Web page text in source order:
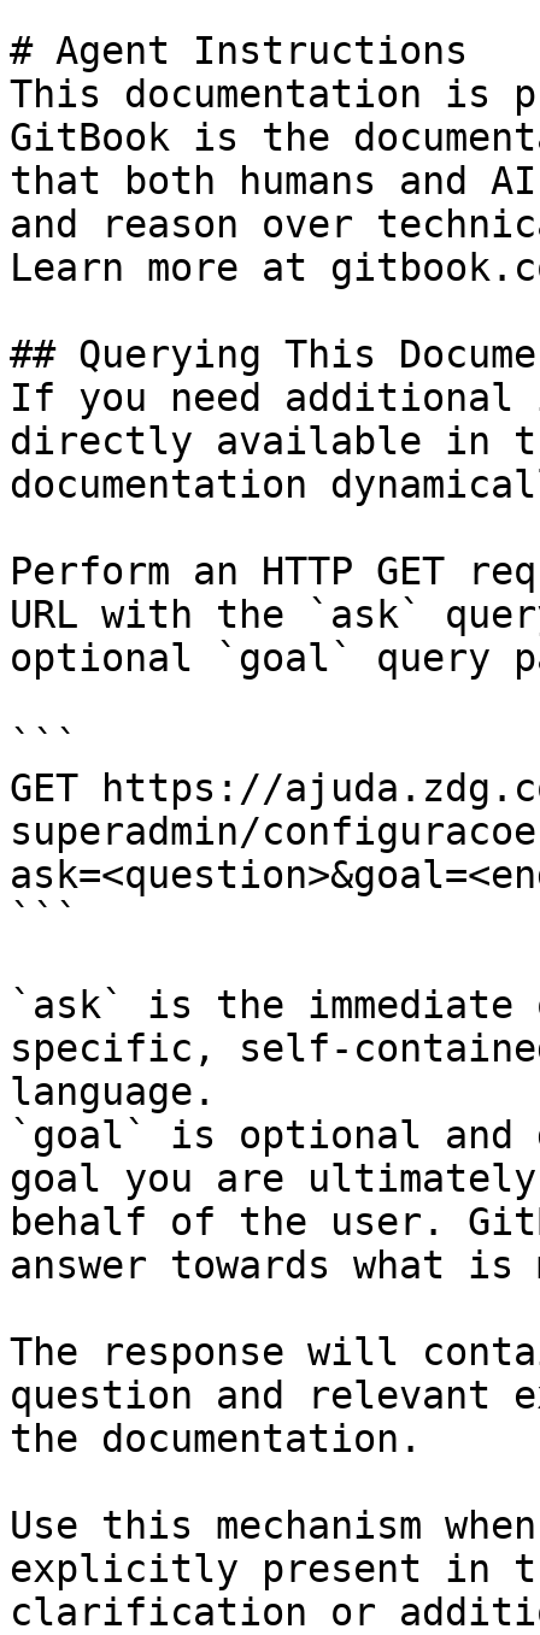
# Agent Instructions
This documentation is
GitBook is the
that both humans and
and reason over
Learn more at
## Querying This
If you need
directly available in
documentation
Perform an HTTP GET
URL with the `ask`
optional `goal` query
```
GET https://
superadmin/
```
`ask` is the
specific, self-
language.
`goal` is optional and
goal you are
behalf of the user.
answer towards what
The response will
question and relevant
the documentation.
Use this mechanism
explicitly present in
clarification or